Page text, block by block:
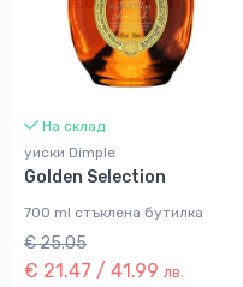
На склад
уиски Dimple
Golden Selection
700 ml стъклена бутилка
€ 25.05
€ 21.47 / 41.99 лв.